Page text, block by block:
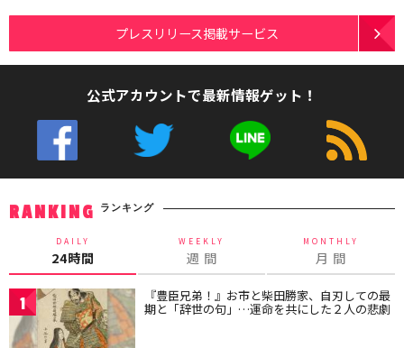
プレスリリース掲載サービス
公式アカウントで最新情報ゲット！
RANKING ランキング
DAILY
24時間
WEEKLY
週 間
MONTHLY
月 間
1 『豊臣兄弟！』お市と柴田勝家、自刃しての最
期と「辞世の句」…運命を共にした２人の悲劇